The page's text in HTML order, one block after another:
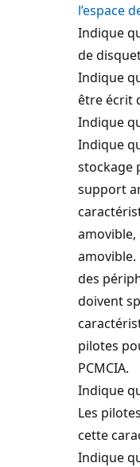
l’espace
Indique
de
Indique
être écrit
Indique
Indique
stockage
support
amovible.
des
doivent
pilotes
PCMCIA.
Indique
Les
cette
Indique